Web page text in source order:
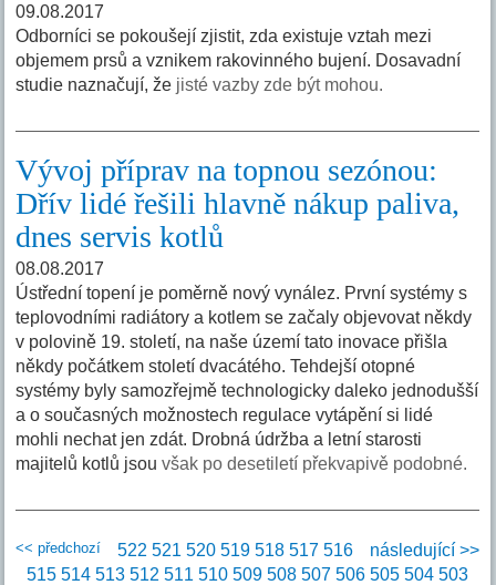
09.08.2017
Odborníci se pokoušejí zjistit, zda existuje vztah mezi
objemem prsů a vznikem rakovinného bujení. Dosavadní
studie naznačují, že jisté vazby zde být mohou.
Vývoj příprav na topnou sezónou:
Dřív lidé řešili hlavně nákup paliva,
dnes servis kotlů
08.08.2017
Ústřední topení je poměrně nový vynález. První systémy s
teplovodními radiátory a kotlem se začaly objevovat někdy
v polovině 19. století, na naše území tato inovace přišla
někdy počátkem století dvacátého. Tehdejší otopné
systémy byly samozřejmě technologicky daleko jednodušší
a o současných možnostech regulace vytápění si lidé
mohli nechat jen zdát. Drobná údržba a letní starosti
majitelů kotlů jsouvšak po desetiletí překvapivě podobné.
<< předchozí následující >>
522 521 520 519 518 517 516
515 514 513 512 511 510 509 508 507 506 505 504 503